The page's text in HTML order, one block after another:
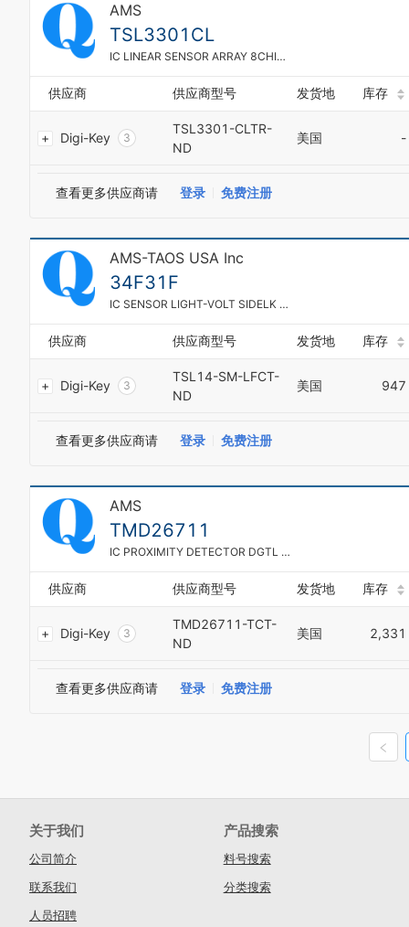
0
1
2
6
7
AMS
TSL3301CL
IC LINEAR SENSOR ARRAY 8CHIPLED
供应商 供应商型号 发货地 库存
Digi-Key
6
7
8
9
3
6
0
1
2
6
7
TSL3301-CLTR-
ND
美国 -
查看更多供应商请 登录 免费注册
AMS-TAOS USA Inc
34F31F
IC SENSOR LIGHT-VOLT SIDELK SMD
供应商 供应商型号 发货地 库存
Digi-Key
0
2
3
5
6
7
9
3
6
0
1
2
6
7
TSL14-SM-LFCT-
ND
美国 947
查看更多供应商请 登录 免费注册
AMS
TMD26711
IC PROXIMITY DETECTOR DGTL 8-MOD Optical Sensor Ambient 850nm I²C 8-SMD Module
供应商 供应商型号 发货地 库存
Digi-Key
0
2
3
5
6
7
9
3
6
2
TMD26711-TCT-
ND
美国 2,331
查看更多供应商请 登录 免费注册
关于我们
公司简介
联系我们
人员招聘
产品搜索
料号搜索
分类搜索